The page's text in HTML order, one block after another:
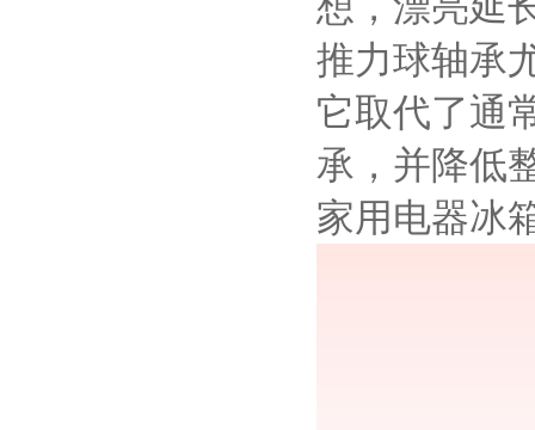
推力球轴承
它取代了通
承，并降低
家用电器冰